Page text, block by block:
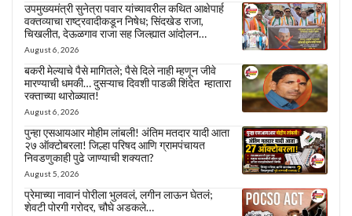
उपमुख्यमंत्री सुनेत्रा पवार यांच्यावरील कथित आक्षेपार्ह
वक्तव्याचा राष्ट्रवादीकडून निषेध; सिंदखेड राजा,
चिखलीत, देऊळगाव राजा सह जिल्ह्यात आंदोलन…
August 6, 2026
बकरी मेल्याचे पैसे मागितले; पैसे दिले नाही म्हणून जीवे
मारण्याची धमकी… दुसऱ्याच दिवशी पाडळी शिंदेत म्हातारा
रक्ताच्या थारोळ्यात!
August 6, 2026
पुन्हा एसआयआर मोहीम लांबली! अंतिम मतदार यादी आता
२७ ऑक्टोबरला! जिल्हा परिषद आणि ग्रामपंचायत
निवडणुकाही पुढे जाण्याची शक्यता?
August 5, 2026
प्रेमाच्या नावानं पोरीला भुलवलं, लगीन लाऊन घेतलं;
शेवटी पोरगी गरोदर, चौघे अडकले…